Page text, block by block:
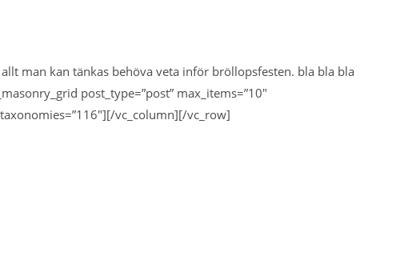
man kan tänkas behöva veta inför bröllopsfesten. bla bla bla
post_type=”post” max_items=”10″
vc_column][/vc_row]